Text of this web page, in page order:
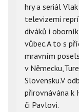
hry a seriál
televizemi
diváků i
vůbec.A to s
mravním
v
Slovensku.V
přirovnávána k
či Pavlovi.